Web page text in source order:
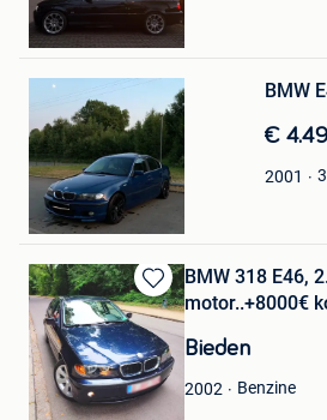
samir
Lille
Mijn
Favorieten
BMW
€
2001
B26rk
Virton
Bewaren
in
Mijn
Favorieten
BMW 318 E46,
motor..+8000€
Bieden
2002 Benzine
Michael
Sint-Pieters-Woluwe